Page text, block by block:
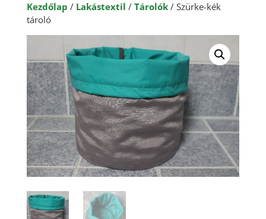
Kezdőlap / Lakástextil / Tárolók/ Szürke-kék
tároló